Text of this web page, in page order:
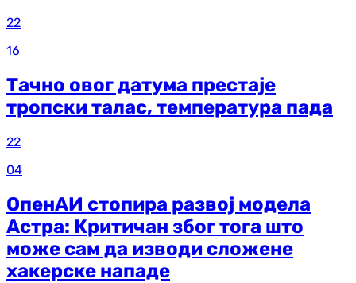
22
16
Тачно овог датума престаје
тропски талас, температура пада
22
04
ОпенАИ стопира развој модела
Астра: Критичан због тога што
може сам да изводи сложене
хакерске нападе